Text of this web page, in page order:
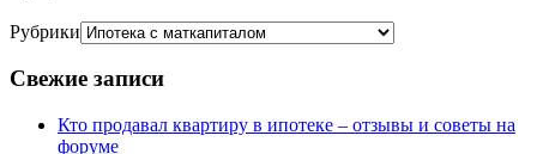
Рубрики
Свежие записи
Кто продавал квартиру в ипотеке – отзывы и советы на
форуме